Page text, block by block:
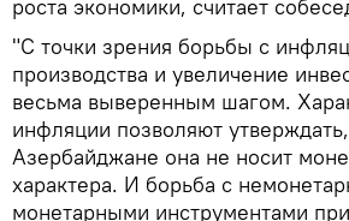
роста экономики, считает
"С точки зрения борьбы с
производства и увеличение
весьма выверенным шагом.
инфляции позволяют
Азербайджане она не носит
характера. И борьба с
монетарными инструментами